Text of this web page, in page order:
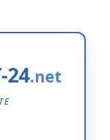
24